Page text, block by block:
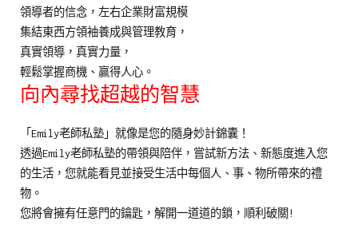
領導者的信念，左右企業財富規模
集結東西方領袖養成與管理教育，
真實領導，真實力量，
輕鬆掌握商機、贏得人心。
向內尋找超越的智慧
「Emily老師私塾」就像是您的隨身妙計錦囊！
透過Emily老師私塾的帶領與陪伴，嘗試新方法、新態度進入您
的生活，您就能看見並接受生活中每個人、事、物所帶來的禮
物。
您將會擁有任意門的鑰匙，解開一道道的鎖，順利破關!